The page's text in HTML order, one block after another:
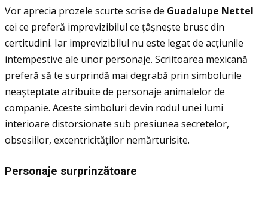
Vor aprecia prozele scurte scrise de Guadalupe Nettel
cei ce preferă imprevizibilul ce țâșnește brusc din
certitudini. Iar imprevizibilul nu este legat de acțiunile
intempestive ale unor personaje. Scriitoarea mexicană
preferă să te surprindă mai degrabă prin simbolurile
neașteptate atribuite de personaje animalelor de
companie. Aceste simboluri devin rodul unei lumi
interioare distorsionate sub presiunea secretelor,
obsesiilor, excentricităţilor nemărturisite.
Personaje surprinzătoare